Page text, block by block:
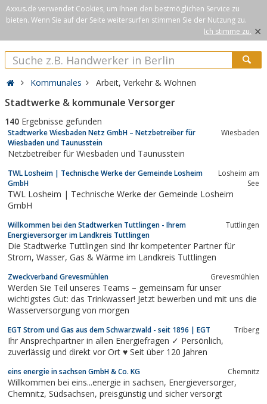
Axxus.de verwendet Cookies, um Ihnen den bestmöglichen Service zu
bieten. Wenn Sie auf der Seite weitersurfen stimmen Sie der Nutzung zu.
Ich stimme zu. ×
Kommunales Arbeit, Verkehr & Wohnen
Stadtwerke & kommunale Versorger
140 Ergebnisse gefunden
Stadtwerke Wiesbaden Netz GmbH – Netzbetreiber für
Wiesbaden und Taunusstein
Wiesbaden
Netzbetreiber für Wiesbaden und Taunusstein
TWL Losheim | Technische Werke der Gemeinde Losheim
GmbH
Losheim am
See
TWL Losheim | Technische Werke der Gemeinde Losheim
GmbH
Willkommen bei den Stadtwerken Tuttlingen - Ihrem
Energieversorger im Landkreis Tuttlingen
Tuttlingen
Die Stadtwerke Tuttlingen sind Ihr kompetenter Partner für
Strom, Wasser, Gas & Wärme im Landkreis Tuttlingen
Zweckverband Grevesmühlen Grevesmühlen
Werden Sie Teil unseres Teams – gemeinsam für unser
wichtigstes Gut: das Trinkwasser! Jetzt bewerben und mit uns die
Wasserversorgung von morgen
EGT Strom und Gas aus dem Schwarzwald - seit 1896 | EGT Triberg
Ihr Ansprechpartner in allen Energiefragen ✓ Persönlich,
zuverlässig und direkt vor Ort ♥ Seit über 120 Jahren
eins energie in sachsen GmbH & Co. KG Chemnitz
Willkommen bei eins...energie in sachsen, Energieversorger,
Chemnitz, Südsachsen, preisgünstig und sicher versorgt